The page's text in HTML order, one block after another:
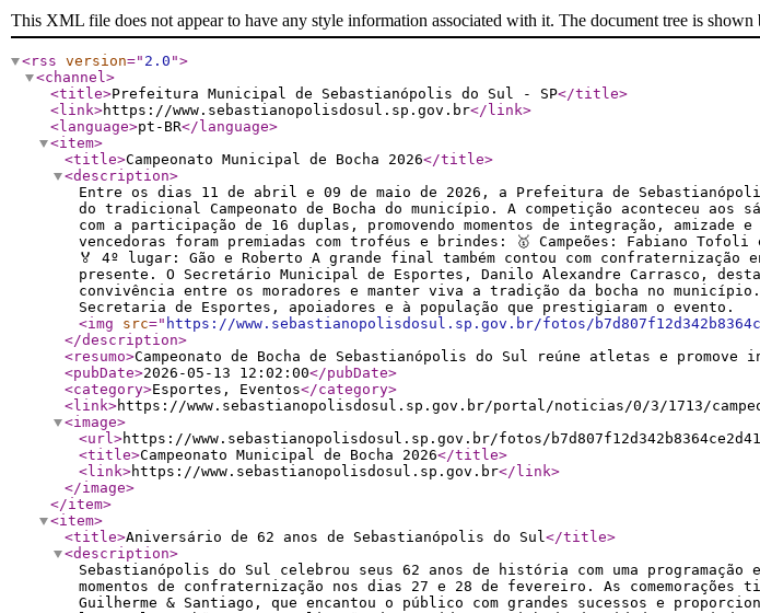
This XML file does not appear to have any style information associated with it. The document tree is shown
<rss version=" 2.0 ">
<channel>
<title>Prefeitura Municipal de Sebastianópolis do Sul - SP</title>
<link>https://www.sebastianopolisdosul.sp.gov.br</link>
<language>pt-BR</language>
<item>
<title>Campeonato Municipal de Bocha 2026</title>
<description>
Entre os dias 11 de abril e 09 de maio de 2026, a Prefeitura de
do tradicional Campeonato de Bocha do município. A competição aconteceu
com a participação de 16 duplas, promovendo momentos de integração,
vencedoras foram premiadas com troféus e brindes: 🥇 Campeões: Fabiano
🏅 4º lugar: Gão e Roberto A grande final também contou com
presente. O Secretário Municipal de Esportes, Danilo Alexandre Carrasco,
convivência entre os moradores e manter viva a tradição da bocha no
Secretaria de Esportes, apoiadores e à população que prestigiaram o evento.
<img
src=" https://www.sebastianopolisdosul.sp.gov.br/fotos/
</description>
<resumo>Campeonato de Bocha de Sebastianópolis do Sul reúne atletas e
<pubDate>2026-05-13 12:02:00</pubDate>
<category>Esportes, Eventos</category>
<link>https://www.sebastianopolisdosul.sp.gov.br/portal/noticias/0/3/1713/
<image>
<url>https://www.sebastianopolisdosul.sp.gov.br/fotos/
<title>Campeonato Municipal de Bocha 2026</title>
<link>https://www.sebastianopolisdosul.sp.gov.br</link>
</image>
</item>
<item>
<title>Aniversário de 62 anos de Sebastianópolis do Sul</title>
<description>
Sebastianópolis do Sul celebrou seus 62 anos de história com uma
momentos de confraternização nos dias 27 e 28 de fevereiro. As
Guilherme & Santiago, que encantou o público com grandes sucessos e